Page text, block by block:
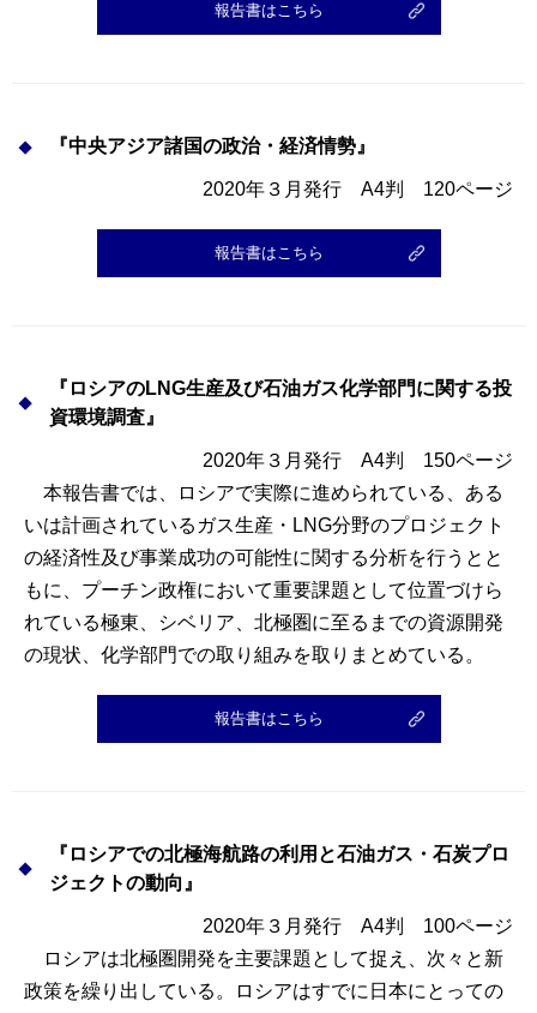
報告書はこちら
『中央アジア諸国の政治・経済情勢』
2020年３月発行 A4判 120ページ
報告書はこちら
『ロシアのLNG生産及び石油ガス化学部門に関する投
資環境調査』
2020年３月発行 A4判 150ページ
本報告書では、ロシアで実際に進められている、ある
いは計画されているガス生産・LNG分野のプロジェクト
の経済性及び事業成功の可能性に関する分析を行うとと
もに、プーチン政権において重要課題として位置づけら
れている極東、シベリア、北極圏に至るまでの資源開発
の現状、化学部門での取り組みを取りまとめている。
報告書はこちら
『ロシアでの北極海航路の利用と石油ガス・石炭プロ
ジェクトの動向』
2020年３月発行 A4判 100ページ
ロシアは北極圏開発を主要課題として捉え、次々と新
政策を繰り出している。ロシアはすでに日本にとっての